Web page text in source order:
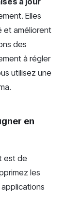
Elles
et améliorent
des
à régler
utilisez une
en
est de
les